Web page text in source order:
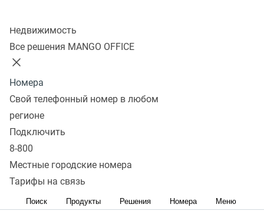
Недвижимость
Все решения MANGO OFFICE
Номера
Свой телефонный номер в любом
регионе
Подключить
8-800
Местные городские номера
Тарифы на связь
Поиск Продукты Решения Номера Меню
Что входит в услугу?
Верификация
Проверим, подходит ли деятельность вашей
компании для регистрации в реестре инициаторов
массовых вызовов
Регистрация